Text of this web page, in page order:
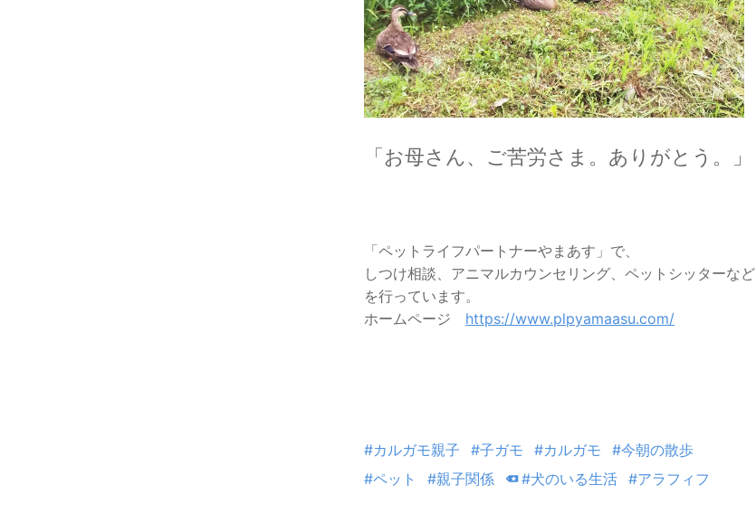
「お母さん、ご苦労さま。ありがとう。」
「ペットライフパートナーやまあす」で、
しつけ相談、アニマルカウンセリング、ペットシッターなど
を行っています。
ホームページ https://www.plpyamaasu.com/
#カルガモ親子 #子ガモ #カルガモ
#今朝の散歩
#ペット
#親子関係 #犬のいる生活 #アラフィフ